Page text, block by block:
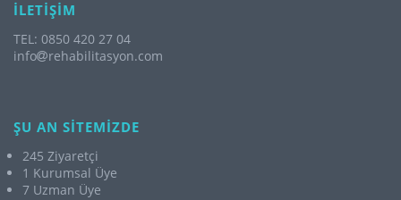
İLETİŞİM
TEL: 0850 420 27 04
info
rehabilitasyon.com
ŞU AN SİTEMİZDE
245 Ziyaretçi
1 Kurumsal Üye
7 Uzman Üye